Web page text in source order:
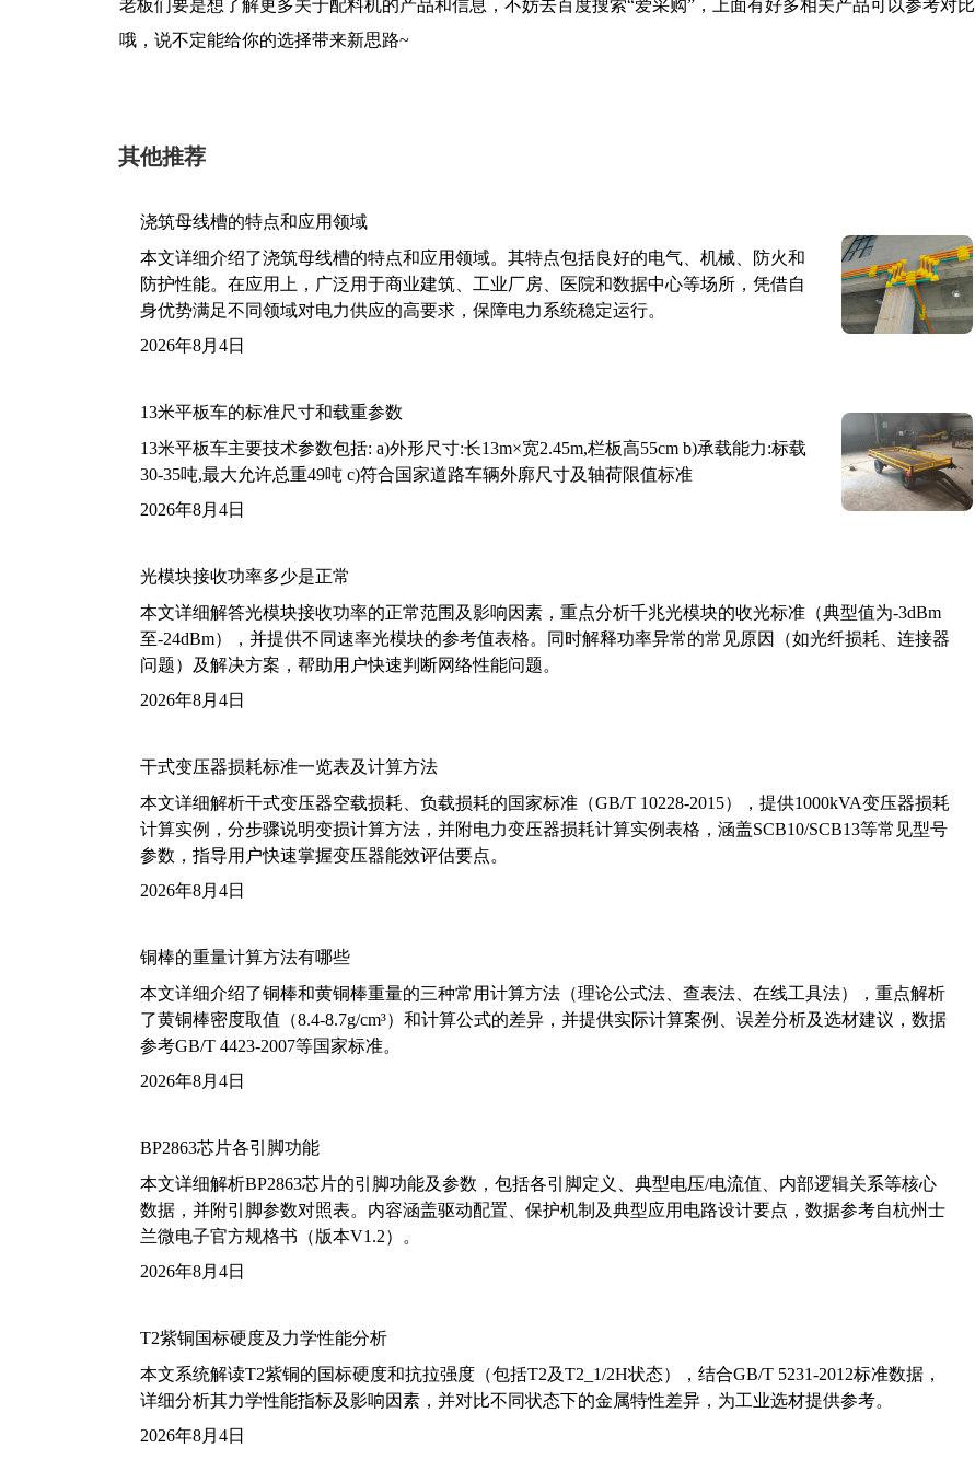
老板们要是想了解更多关于配料机的产品和信息，不妨去百度搜索“爱采购”，上面有好多相关产品可以参考对比
哦，说不定能给你的选择带来新思路~
其他推荐
浇筑母线槽的特点和应用领域
本文详细介绍了浇筑母线槽的特点和应用领域。其特点包括良好的电气、机械、防火和
防护性能。在应用上，广泛用于商业建筑、工业厂房、医院和数据中心等场所，凭借自
身优势满足不同领域对电力供应的高要求，保障电力系统稳定运行。
2026年8月4日
13米平板车的标准尺寸和载重参数
13米平板车主要技术参数包括: a)外形尺寸:长13m×宽2.45m,栏板高55cm b)承载能力:标载
30-35吨,最大允许总重49吨 c)符合国家道路车辆外廓尺寸及轴荷限值标准
2026年8月4日
光模块接收功率多少是正常
本文详细解答光模块接收功率的正常范围及影响因素，重点分析千兆光模块的收光标准（典型值为-3dBm
至-24dBm），并提供不同速率光模块的参考值表格。同时解释功率异常的常见原因（如光纤损耗、连接器
问题）及解决方案，帮助用户快速判断网络性能问题。
2026年8月4日
干式变压器损耗标准一览表及计算方法
本文详细解析干式变压器空载损耗、负载损耗的国家标准（GB/T 10228-2015），提供1000kVA变压器损耗
计算实例，分步骤说明变损计算方法，并附电力变压器损耗计算实例表格，涵盖SCB10/SCB13等常见型号
参数，指导用户快速掌握变压器能效评估要点。
2026年8月4日
铜棒的重量计算方法有哪些
本文详细介绍了铜棒和黄铜棒重量的三种常用计算方法（理论公式法、查表法、在线工具法），重点解析
了黄铜棒密度取值（8.4-8.7g/cm³）和计算公式的差异，并提供实际计算案例、误差分析及选材建议，数据
参考GB/T 4423-2007等国家标准。
2026年8月4日
BP2863芯片各引脚功能
本文详细解析BP2863芯片的引脚功能及参数，包括各引脚定义、典型电压/电流值、内部逻辑关系等核心
数据，并附引脚参数对照表。内容涵盖驱动配置、保护机制及典型应用电路设计要点，数据参考自杭州士
兰微电子官方规格书（版本V1.2）。
2026年8月4日
T2紫铜国标硬度及力学性能分析
本文系统解读T2紫铜的国标硬度和抗拉强度（包括T2及T2_1/2H状态），结合GB/T 5231-2012标准数据，
详细分析其力学性能指标及影响因素，并对比不同状态下的金属特性差异，为工业选材提供参考。
2026年8月4日